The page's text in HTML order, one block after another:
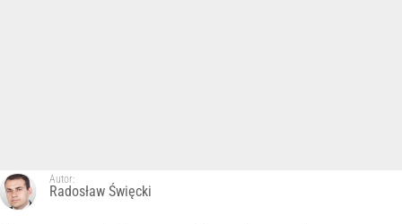
Autor:
Radosław Święcki